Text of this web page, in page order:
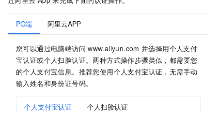
PC端 阿里云APP
您可以通过电脑端访问 www.aliyun.com 并选择用个人支付
宝认证或个人扫脸认证。两种方式操作步骤类似，都需要您
的个人支付宝信息。推荐您使用个人支付宝认证，无需手动
输入姓名和身份证号码。
个人支付宝认证 个人扫脸认证